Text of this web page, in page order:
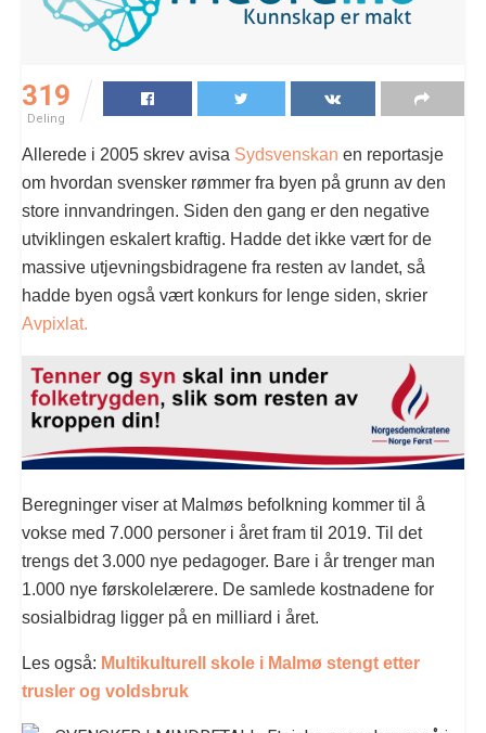
319
Deling
Allerede i 2005 skrev avisa Sydsvenskan en reportasje
om hvordan svensker rømmer fra byen på grunn av den
store innvandringen. Siden den gang er den negative
utviklingen eskalert kraftig. Hadde det ikke vært for de
massive utjevningsbidragene fra resten av landet, så
hadde byen også vært konkurs for lenge siden, skrier
Avpixlat.
Beregninger viser at Malmøs befolkning kommer til å
vokse med 7.000 personer i året fram til 2019. Til det
trengs det 3.000 nye pedagoger. Bare i år trenger man
1.000 nye førskolelærere. De samlede kostnadene for
sosialbidrag ligger på en milliard i året.
Les også: Multikulturell skole i Malmø stengt etter
trusler og voldsbruk